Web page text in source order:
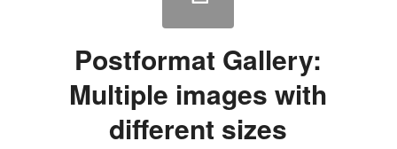
Postformat Gallery:
Multiple images with
different sizes